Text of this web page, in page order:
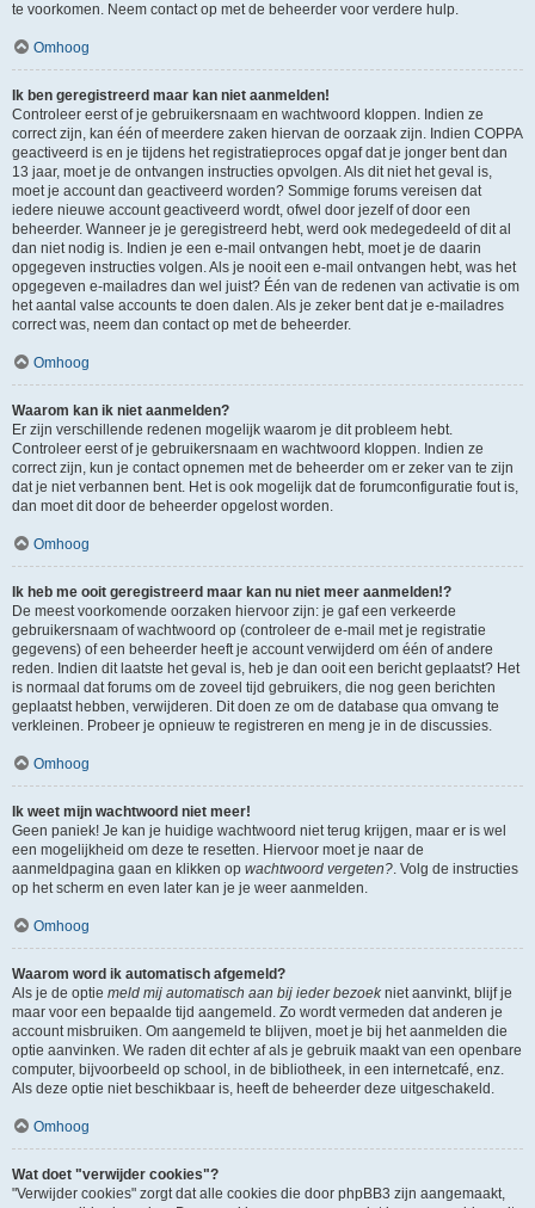
te voorkomen. Neem contact op met de beheerder voor verdere hulp.
Omhoog
Ik ben geregistreerd maar kan niet aanmelden!
Controleer eerst of je gebruikersnaam en wachtwoord kloppen. Indien ze
correct zijn, kan één of meerdere zaken hiervan de oorzaak zijn. Indien COPPA
geactiveerd is en je tijdens het registratieproces opgaf dat je jonger bent dan
13 jaar, moet je de ontvangen instructies opvolgen. Als dit niet het geval is,
moet je account dan geactiveerd worden? Sommige forums vereisen dat
iedere nieuwe account geactiveerd wordt, ofwel door jezelf of door een
beheerder. Wanneer je je geregistreerd hebt, werd ook medegedeeld of dit al
dan niet nodig is. Indien je een e-mail ontvangen hebt, moet je de daarin
opgegeven instructies volgen. Als je nooit een e-mail ontvangen hebt, was het
opgegeven e-mailadres dan wel juist? Één van de redenen van activatie is om
het aantal valse accounts te doen dalen. Als je zeker bent dat je e-mailadres
correct was, neem dan contact op met de beheerder.
Omhoog
Waarom kan ik niet aanmelden?
Er zijn verschillende redenen mogelijk waarom je dit probleem hebt.
Controleer eerst of je gebruikersnaam en wachtwoord kloppen. Indien ze
correct zijn, kun je contact opnemen met de beheerder om er zeker van te zijn
dat je niet verbannen bent. Het is ook mogelijk dat de forumconfiguratie fout is,
dan moet dit door de beheerder opgelost worden.
Omhoog
Ik heb me ooit geregistreerd maar kan nu niet meer aanmelden!?
De meest voorkomende oorzaken hiervoor zijn: je gaf een verkeerde
gebruikersnaam of wachtwoord op (controleer de e-mail met je registratie
gegevens) of een beheerder heeft je account verwijderd om één of andere
reden. Indien dit laatste het geval is, heb je dan ooit een bericht geplaatst? Het
is normaal dat forums om de zoveel tijd gebruikers, die nog geen berichten
geplaatst hebben, verwijderen. Dit doen ze om de database qua omvang te
verkleinen. Probeer je opnieuw te registreren en meng je in de discussies.
Omhoog
Ik weet mijn wachtwoord niet meer!
Geen paniek! Je kan je huidige wachtwoord niet terug krijgen, maar er is wel
een mogelijkheid om deze te resetten. Hiervoor moet je naar de
aanmeldpagina gaan en klikken op wachtwoord vergeten?. Volg de instructies
op het scherm en even later kan je je weer aanmelden.
Omhoog
Waarom word ik automatisch afgemeld?
Als je de optie meld mij automatisch aan bij ieder bezoekniet aanvinkt, blijf je
maar voor een bepaalde tijd aangemeld. Zo wordt vermeden dat anderen je
account misbruiken. Om aangemeld te blijven, moet je bij het aanmelden die
optie aanvinken. We raden dit echter af als je gebruik maakt van een openbare
computer, bijvoorbeeld op school, in de bibliotheek, in een internetcafé, enz.
Als deze optie niet beschikbaar is, heeft de beheerder deze uitgeschakeld.
Omhoog
Wat doet "verwijder cookies"?
"Verwijder cookies" zorgt dat alle cookies die door phpBB3 zijn aangemaakt,